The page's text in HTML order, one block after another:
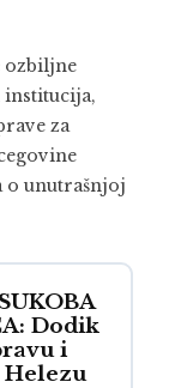
ozbiljne
institucija,
za
unutrašnjoj
Dodik
i
Helezu